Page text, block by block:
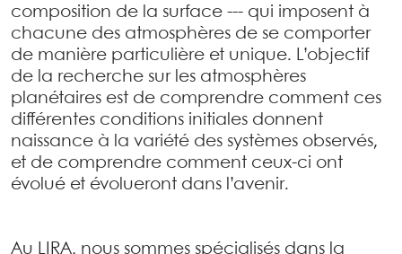
composition de la surface --- qui imposent à
chacune des atmosphères de se comporter
de manière particulière et unique. L’objectif
de la recherche sur les atmosphères
planétaires est de comprendre comment ces
différentes conditions initiales donnent
naissance à la variété des systèmes observés,
et de comprendre comment ceux-ci ont
évolué et évolueront dans l’avenir.
Au LIRA, nous sommes spécialisés dans la